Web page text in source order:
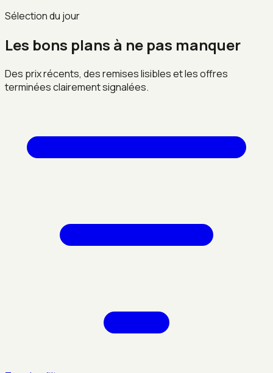
Sélection du jour
Les bons plans à ne pas manquer
Des prix récents, des remises lisibles et les offres
terminées clairement signalées.